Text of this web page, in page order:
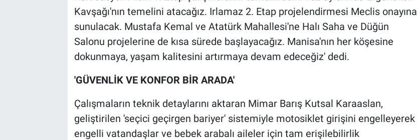
Kavşağı'nın temelini atacağız. Irlamaz 2. Etap projelendirmesi Meclis onayına
sunulacak. Mustafa Kemal ve Atatürk Mahallesi'ne Halı Saha ve Düğün
Salonu projelerine de kısa sürede başlayacağız. Manisa'nın her köşesine
dokunmaya, yaşam kalitesini artırmaya devam edeceğiz' dedi.
'GÜVENLİK VE KONFOR BİR ARADA'
Çalışmaların teknik detaylarını aktaran Mimar Barış Kutsal Karaaslan,
geliştirilen 'seçici geçirgen bariyer' sistemiyle motosiklet girişini engelleyerek
engelli vatandaşlar ve bebek arabalı aileler için tam erişilebilirlik